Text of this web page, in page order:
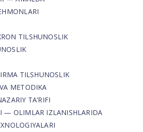
TILSHUNOSLIK
TILSHUNOSLIK
METODIKA
TA’RIFI
— OLIMLAR IZLANISHLARIDA